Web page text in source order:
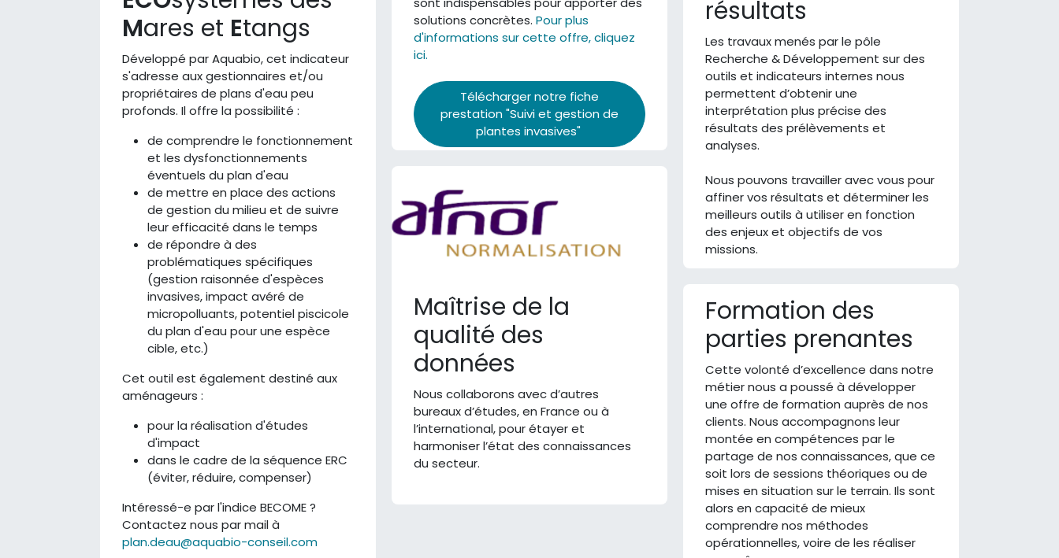
solutions concrètes. Pour plus
d'informations sur cette offre, cliquez
ici.
Télécharger notre fiche
prestation "Suivi et gestion de
plantes invasives"
Maîtrise de la
qualité des
données
Nous collaborons avec d’autres
bureaux d’études, en France ou à
l’international, pour étayer et
harmoniser l’état des connaissances
du secteur.
résultats
Les travaux menés par le pôle
Recherche & Développement sur des
outils et indicateurs internes nous
permettent d’obtenir une
interprétation plus précise des
résultats des prélèvements et
analyses.
Nous pouvons travailler avec vous pour
affiner vos résultats et déterminer les
meilleurs outils à utiliser en fonction
des enjeux et objectifs de vos
missions.
Formation des
parties prenantes
Cette volonté d’excellence dans notre
métier nous a poussé à développer
une offre de formation auprès de nos
clients. Nous accompagnons leur
montée en compétences par le
partage de nos connaissances, que ce
soit lors de sessions théoriques ou de
mises en situation sur le terrain. Ils sont
alors en capacité de mieux
comprendre nos méthodes
opérationnelles, voire de les réaliser
Mares et Etangs
Développé par Aquabio, cet indicateur
s'adresse aux gestionnaires et/ou
propriétaires de plans d'eau peu
profonds. Il offre la possibilité :
de comprendre le fonctionnement
et les dysfonctionnements
éventuels du plan d'eau
de mettre en place des actions
de gestion du milieu et de suivre
leur efficacité dans le temps
de répondre à des
problématiques spécifiques
(gestion raisonnée d'espèces
invasives, impact avéré de
micropolluants, potentiel piscicole
du plan d'eau pour une espèce
cible, etc.)
Cet outil est également destiné aux
aménageurs :
pour la réalisation d'études
d'impact
dans le cadre de la séquence ERC
(éviter, réduire, compenser)
Intéressé-e par l'indice BECOME ?
Contactez nous par mail à
plan.deau@aquabio-conseil.com